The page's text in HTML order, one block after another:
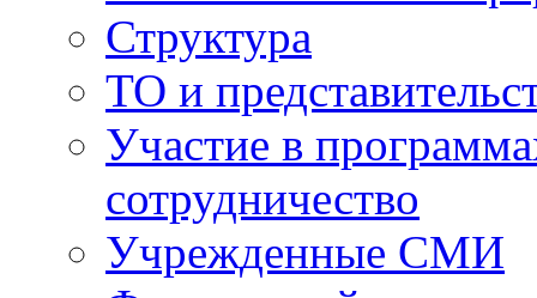
Структура
ТО и
Участие в
сотрудничество
Учрежденные СМИ